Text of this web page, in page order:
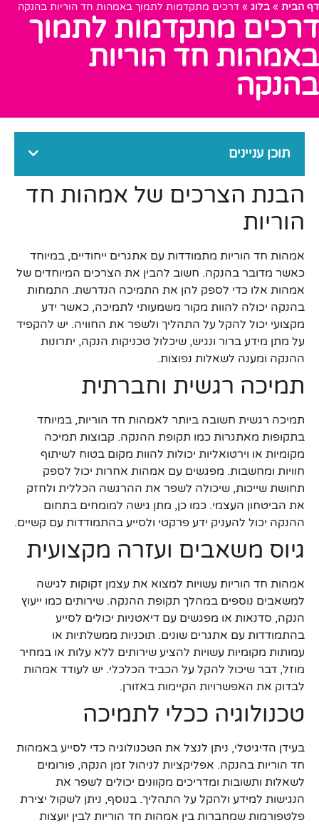
דף הבית » בלוג » דרכים מתקדמות לתמוך באמהות חד הוריות בהנקה
דרכים מתקדמות לתמוך
באמהות חד הוריות
בהנקה
תוכן עניינים
הבנת הצרכים של אמהות חד
הוריות
אמהות חד הוריות מתמודדות עם אתגרים ייחודיים, במיוחד
כאשר מדובר בהנקה. חשוב להבין את הצרכים המיוחדים של
אמהות אלו כדי לספק להן את התמיכה הנדרשת. התמחות
בהנקה יכולה להוות מקור משמעותי לתמיכה, כאשר ידע
מקצועי יכול להקל על התהליך ולשפר את החוויה. יש להקפיד
על מתן מידע ברור ונגיש, שיכלול טכניקות הנקה, יתרונות
ההנקה ומענה לשאלות נפוצות.
תמיכה רגשית וחברתית
תמיכה רגשית חשובה ביותר לאמהות חד הוריות, במיוחד
בתקופות מאתגרות כמו תקופת ההנקה. קבוצות תמיכה
מקומיות או וירטואליות יכולות להוות מקום בטוח לשיתוף
חוויות ומחשבות. מפגשים עם אמהות אחרות יכול לספק
תחושת שייכות, שיכולה לשפר את ההרגשה הכללית ולחזק
את הביטחון העצמי. כמו כן, מתן גישה למומחים בתחום
ההנקה יכול להעניק ידע פרקטי ולסייע בהתמודדות עם קשיים.
גיוס משאבים ועזרה מקצועית
אמהות חד הוריות עשויות למצוא את עצמן זקוקות לגישה
למשאבים נוספים במהלך תקופת ההנקה. שירותים כמו ייעוץ
הנקה, סדנאות או מפגשים עם דיאטניות יכולים לסייע
בהתמודדות עם אתגרים שונים. תוכניות ממשלתיות או
עמותות מקומיות עשויות להציע שירותים ללא עלות או במחיר
מוזל, דבר שיכול להקל על הכביד הכלכלי. יש לעודד אמהות
לבדוק את האפשרויות הקיימות באזורן.
טכנולוגיה ככלי לתמיכה
בעידן הדיגיטלי, ניתן לנצל את הטכנולוגיה כדי לסייע באמהות
חד הוריות בהנקה. אפליקציות לניהול זמן הנקה, פורומים
לשאלות ותשובות ומדריכים מקוונים יכולים לשפר את
הנגישות למידע ולהקל על התהליך. בנוסף, ניתן לשקול יצירת
פלטפורמות שמחברות בין אמהות חד הוריות לבין יועצות